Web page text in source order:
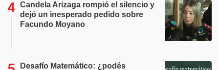
Candela Arizaga rompió el silencio y
dejó un inesperado pedido sobre
Facundo Moyano
Desafío Matemático: ¿podés